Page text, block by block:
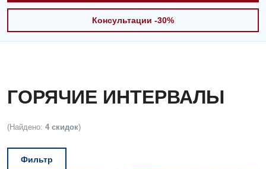
Консультации -30%
ГОРЯЧИЕ ИНТЕРВАЛЫ
(Найдено: 4 скидок)
Фильтр